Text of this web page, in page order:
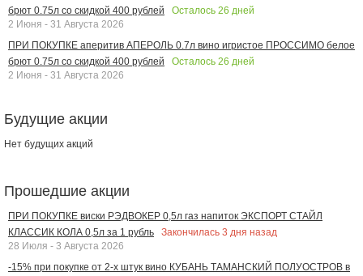
брют 0.75л со скидкой 400 рублей
Осталось 26 дней
2 Июня - 31 Августа 2026
ПРИ ПОКУПКЕ аперитив АПЕРОЛЬ 0.7л вино игристое ПРОССИМО белое
брют 0.75л со скидкой 400 рублей
Осталось 26 дней
2 Июня - 31 Августа 2026
Будущие акции
Нет будущих акций
Прошедшие акции
ПРИ ПОКУПКЕ виски РЭДВОКЕР 0,5л газ напиток ЭКСПОРТ СТАЙЛ
КЛАССИК КОЛА 0,5л за 1 рубль
Закончилась 3 дня назад
28 Июля - 3 Августа 2026
-15% при покупке от 2-х штук вино КУБАНЬ ТАМАНСКИЙ ПОЛУОСТРОВ в